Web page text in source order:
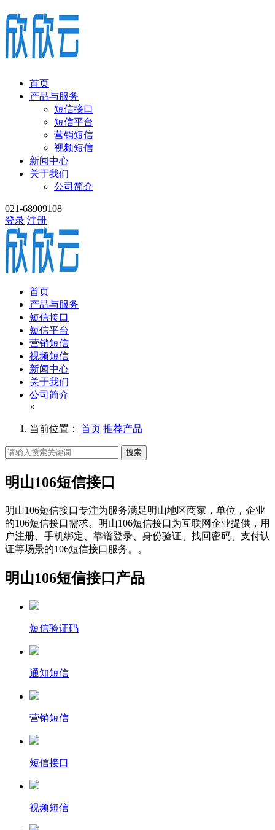
首页
产品与服务
短信接口
短信平台
营销短信
视频短信
新闻中心
关于我们
公司简介
021-68909108
登录 注册
首页
产品与服务
短信接口
短信平台
营销短信
视频短信
新闻中心
关于我们
公司简介
×
当前位置： 首页 推荐产品
搜索
明山106短信接口
明山106短信接口专注为服务满足明山地区商家，单位，企业
的106短信接口需求。明山106短信接口为互联网企业提供，用
户注册、手机绑定、靠谱登录、身份验证、找回密码、支付认
证等场景的106短信接口服务。。
明山106短信接口产品
短信验证码
通知短信
营销短信
短信接口
视频短信